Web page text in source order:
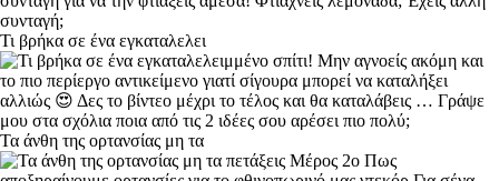
Τι βρήκα σε ένα εγκαταλελει
Τα άνθη της ορτανσίας μη τα